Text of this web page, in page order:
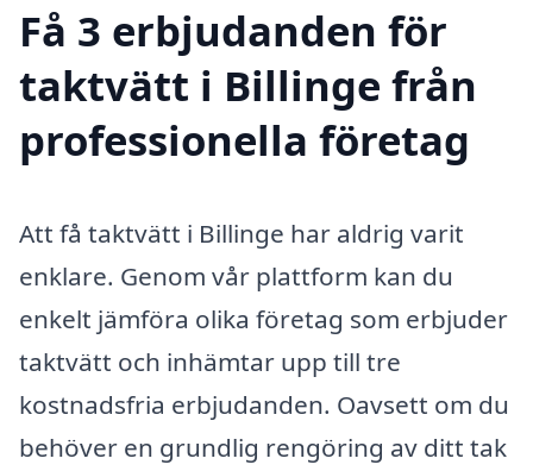
Få 3 erbjudanden för
taktvätt i Billinge från
professionella företag
Att få taktvätt i Billinge har aldrig varit
enklare. Genom vår plattform kan du
enkelt jämföra olika företag som erbjuder
taktvätt och inhämtar upp till tre
kostnadsfria erbjudanden. Oavsett om du
behöver en grundlig rengöring av ditt tak